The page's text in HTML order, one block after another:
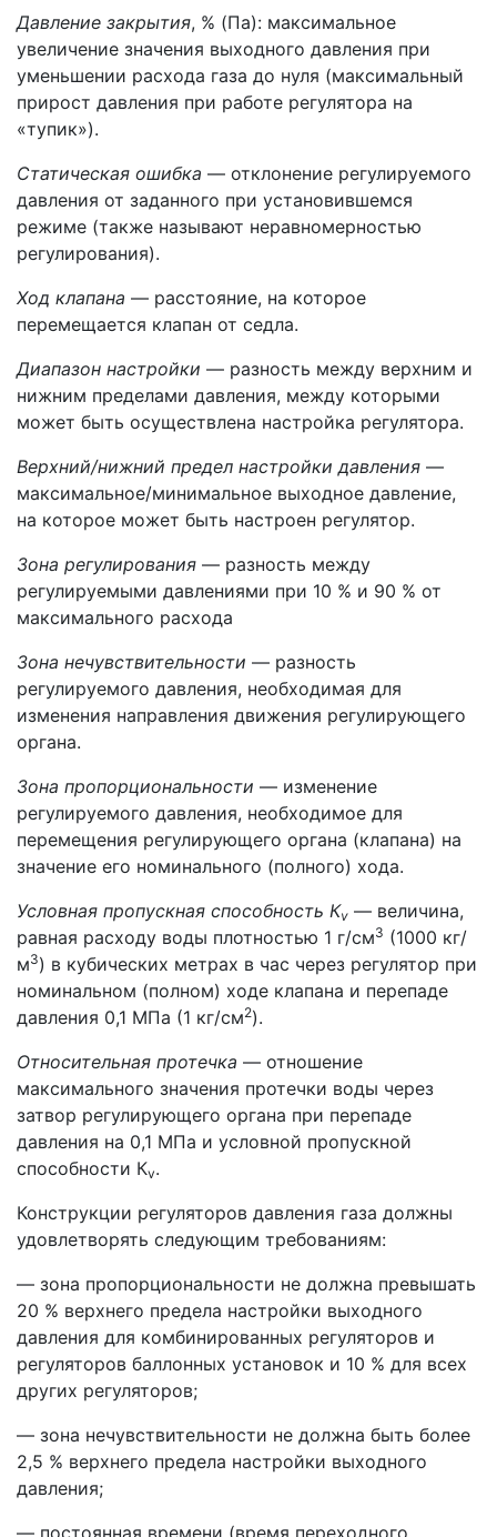
Давление закрытия, % (Па): максимальное
увеличение значения выходного давления при
уменьшении расхода газа до нуля (максимальный
прирост давления при работе регулятора на
«тупик»).
Статическая ошибка — отклонение регулируемого
давления от заданного при установившемся
режиме (также называют неравномерностью
регулирования).
Ход клапана — расстояние, на которое
перемещается клапан от седла.
Диапазон настройки — разность между верхним и
нижним пределами давления, между которыми
может быть осуществлена настройка регулятора.
Верхний/нижний предел настройки давления —
максимальное/минимальное выходное давление,
на которое может быть настроен регулятор.
Зона регулирования — разность между
регулируемыми давлениями при 10 % и 90 % от
максимального расхода
Зона нечувствительности — разность
регулируемого давления, необходимая для
изменения направления движения регулирующего
органа.
Зона пропорциональности — изменение
регулируемого давления, необходимое для
перемещения регулирующего органа (клапана) на
значение его номинального (полного) хода.
Условная пропускная способность Кv — величина,
равная расходу воды плотностью 1 г/см3 (1000 кг/
м3) в кубических метрах в час через регулятор при
номинальном (полном) ходе клапана и перепаде
давления 0,1 МПа (1 кг/см2).
Относительная протечка — отношение
максимального значения протечки воды через
затвор регулирующего органа при перепаде
давления на 0,1 МПа и условной пропускной
способности Кv.
Конструкции регуляторов давления газа должны
удовлетворять следующим требованиям:
— зона пропорциональности не должна превышать
20 % верхнего предела настройки выходного
давления для комбинированных регуляторов и
регуляторов баллонных установок и 10 % для всех
других регуляторов;
— зона нечувствительности не должна быть более
2,5 % верхнего предела настройки выходного
давления;
— постоянная времени (время переходного